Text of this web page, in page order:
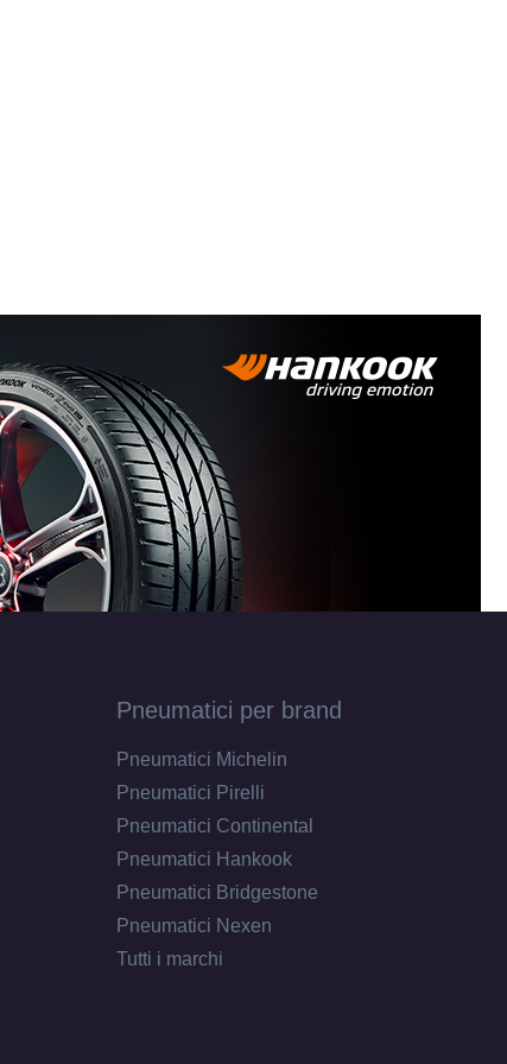
Pneumatici per brand
Pneumatici Michelin
Pneumatici Pirelli
Pneumatici Continental
Pneumatici Hankook
Pneumatici Bridgestone
Pneumatici Nexen
Tutti i marchi